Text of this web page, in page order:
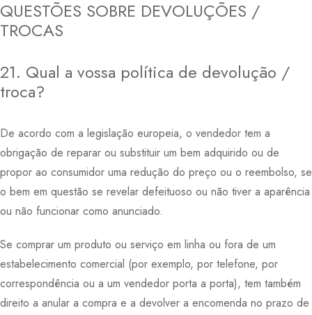
QUESTÕES SOBRE DEVOLUÇÕES /
TROCAS
21. Qual a vossa política de devolução /
troca?
De acordo com a legislação europeia, o vendedor tem a
obrigação de reparar ou substituir um bem adquirido ou de
propor ao consumidor uma redução do preço ou o reembolso, se
o bem em questão se revelar defeituoso ou não tiver a aparência
ou não funcionar como anunciado.
Se comprar um produto ou serviço em linha ou fora de um
estabelecimento comercial (por exemplo, por telefone, por
correspondência ou a um vendedor porta a porta), tem também
direito a anular a compra e a devolver a encomenda no prazo de